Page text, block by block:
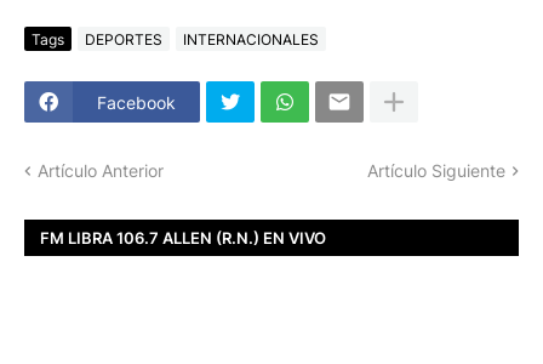
Tags DEPORTES INTERNACIONALES
Facebook
Artículo Anterior Artículo Siguiente
FM LIBRA 106.7 ALLEN (R.N.) EN VIVO